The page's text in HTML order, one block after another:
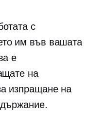
с
им във вашата
е
на
изпращане на